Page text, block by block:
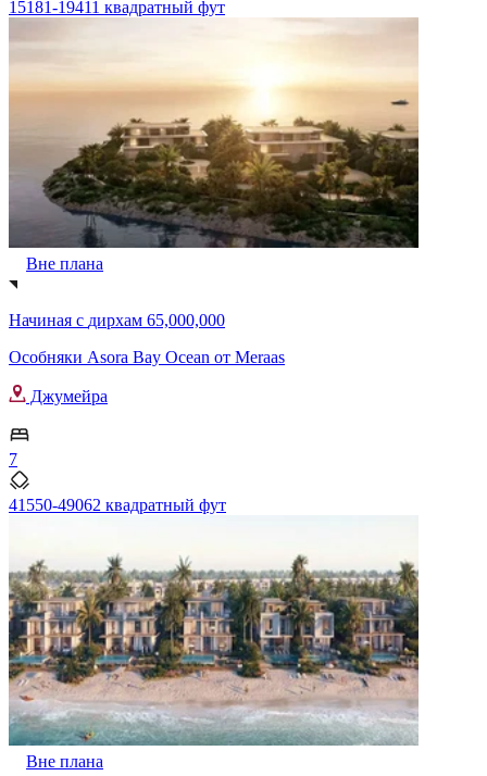
15181-19411 квадратный фут
Вне плана
Начиная с дирхам 65,000,000
Особняки Asora Bay Ocean от Meraas
Джумейра
7
41550-49062 квадратный фут
Вне плана